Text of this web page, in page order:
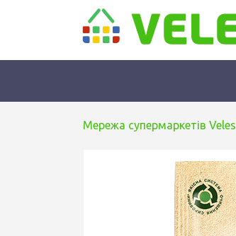
Мережа супермаркетів Veles